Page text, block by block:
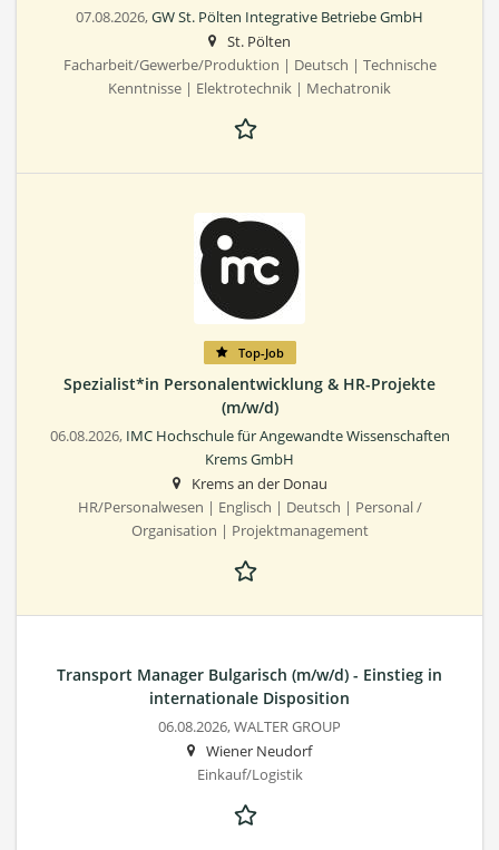
07.08.2026,GW St. Pölten Integrative Betriebe GmbH
St. Pölten
Facharbeit/Gewerbe/Produktion | Deutsch | Technische
Kenntnisse | Elektrotechnik | Mechatronik
Top-Job
Spezialist*in Personalentwicklung & HR-Projekte
(m/w/d)
06.08.2026, IMC Hochschule für Angewandte Wissenschaften
Krems GmbH
Krems an der Donau
HR/Personalwesen | Englisch | Deutsch | Personal /
Organisation | Projektmanagement
Transport Manager Bulgarisch (m/w/d) - Einstieg in
internationale Disposition
06.08.2026,WALTER GROUP
Wiener Neudorf
Einkauf/Logistik